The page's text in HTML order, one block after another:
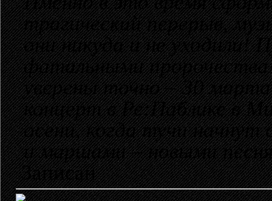
трагический перерыв,
они никуда и не уходили!
фатальными
уверены точно – 30
концерт в Ре:Паблике в
осени, когда тучи
и маршами – новыми
Записан